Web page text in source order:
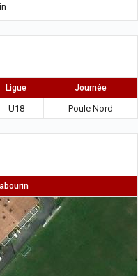
Ligue Journée
U18 Poule Nord